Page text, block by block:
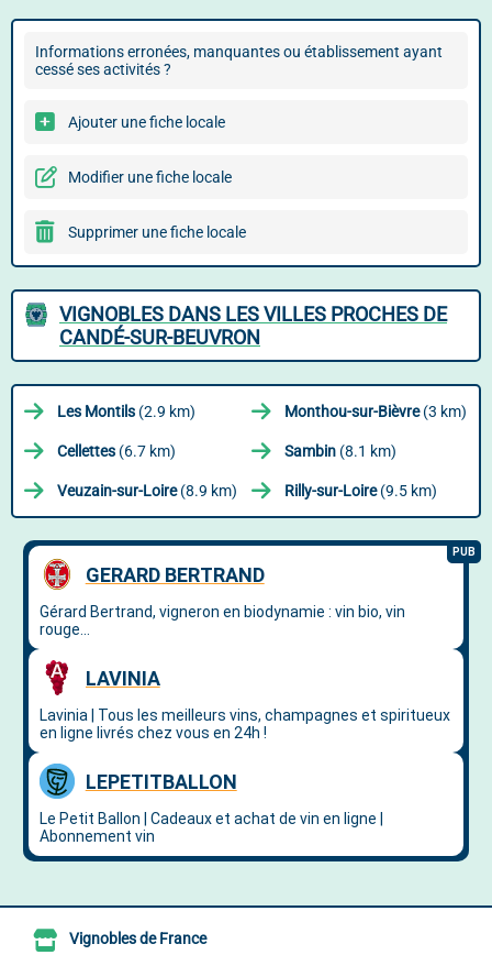
Informations erronées, manquantes ou établissement ayant
cessé ses activités ?
Ajouter une fiche locale
Modifier une fiche locale
Supprimer une fiche locale
VIGNOBLES DANS LES VILLES PROCHES DE
CANDÉ-SUR-BEUVRON
Les Montils (2.9 km) Monthou-sur-Bièvre(3 km)
Cellettes (6.7 km) Sambin (8.1 km)
Veuzain-sur-Loire(8.9 km) Rilly-sur-Loire(9.5 km)
Vignobles de France